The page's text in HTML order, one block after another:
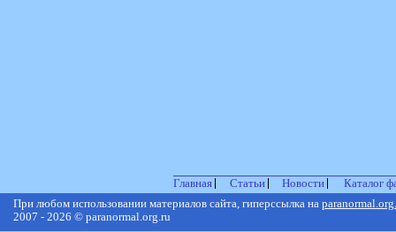
Главная Статьи Новости
Каталог
При любом использовании материалов сайта, гиперссылка на
2007 - 2026 © paranormal.org.ru